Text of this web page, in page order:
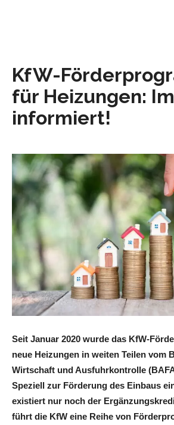
KfW-
für Heizungen:
informiert!
Seit Januar 2020 wurde das KfW-
neue Heizungen in weiten Teilen vom
Wirtschaft und Ausfuhrkontrolle
Speziell zur Förderung des Einbaus
existiert nur noch der
führt die KfW eine Reihe von